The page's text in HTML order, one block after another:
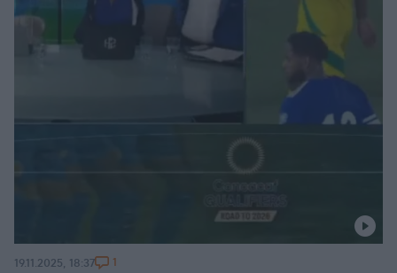
19.11.2025, 18:37 1